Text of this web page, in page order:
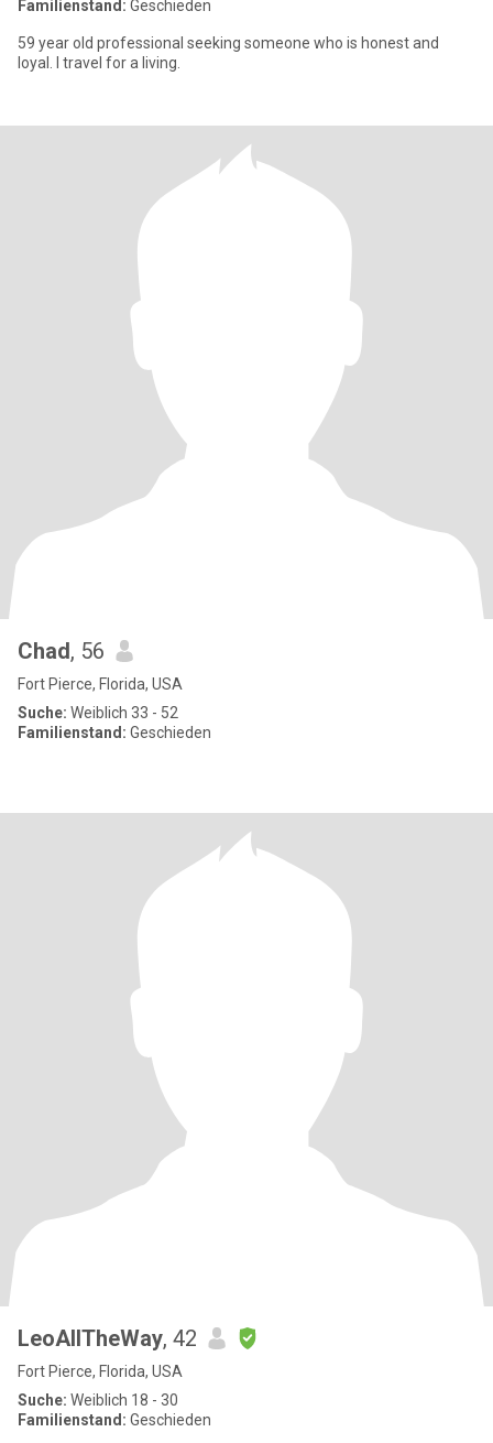
Familienstand: Geschieden
59 year old professional seeking someone who is honest and
loyal. I travel for a living.
Chad, 56
Fort Pierce, Florida, USA
Suche: Weiblich 33 - 52
Familienstand: Geschieden
LeoAllTheWay, 42
Fort Pierce, Florida, USA
Suche: Weiblich 18 - 30
Familienstand: Geschieden